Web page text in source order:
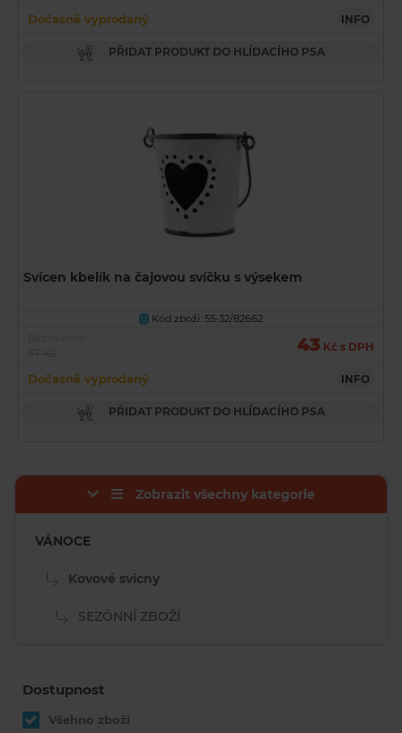
Dočasně vyprodaný INFO
PŘIDAT PRODUKT DO HLÍDACÍHO PSA
Svícen kbelík na čajovou svíčku s výsekem
U
Kód zboží: 55-32/82662
43 Kč s DPH
Dočasně vyprodaný INFO
PŘIDAT PRODUKT DO HLÍDACÍHO PSA
Zobrazit všechny kategorie
VÁNOCE
Kovové svícny
SEZÓNNÍ ZBOŽÍ
Dostupnost
Všehno zboží